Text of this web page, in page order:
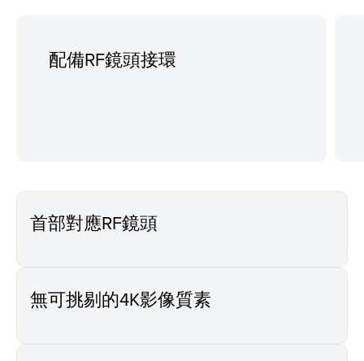
配備RF鏡頭接環
首部對應RF鏡頭
無可挑剔的4K影像質素